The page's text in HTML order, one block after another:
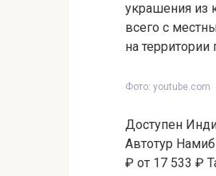
украшения из
всего с
на территории
Фото: youtube.com
Доступен
Автотур
₽ от 17 533 ₽